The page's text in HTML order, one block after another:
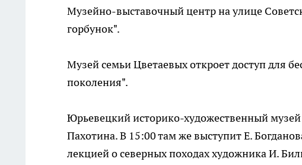
Музейно-выставочный центр на улице
горбунок".
Музей семьи Цветаевых откроет доступ для
поколения".
Юрьевецкий историко-художественный музей
Пахотина. В 15:00 там же выступит Е.
лекцией о северных походах художника И.